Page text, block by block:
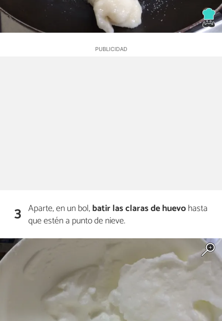
3 Aparte, en un bol,batir las claras de huevohasta
que estén a punto de nieve.